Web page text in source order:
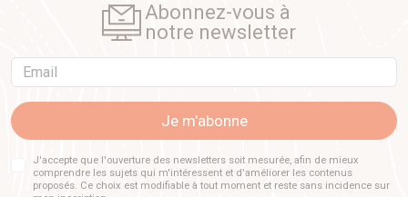
Abonnez-vous à
notre newsletter
Email
Je m'abonne
J'accepte que l'ouverture des newsletters soit mesurée, afin de mieux
comprendre les sujets qui m'intéressent et d'améliorer les contenus
proposés. Ce choix est modifiable à tout moment et reste sans incidence sur